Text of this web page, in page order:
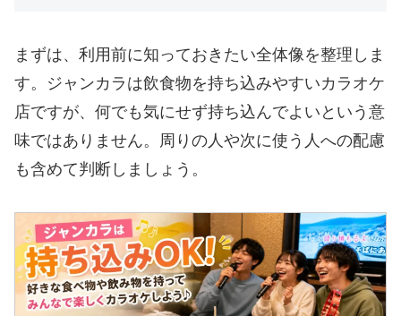
まずは、利用前に知っておきたい全体像を整理しま
す。ジャンカラは飲食物を持ち込みやすいカラオケ
店ですが、何でも気にせず持ち込んでよいという意
味ではありません。周りの人や次に使う人への配慮
も含めて判断しましょう。